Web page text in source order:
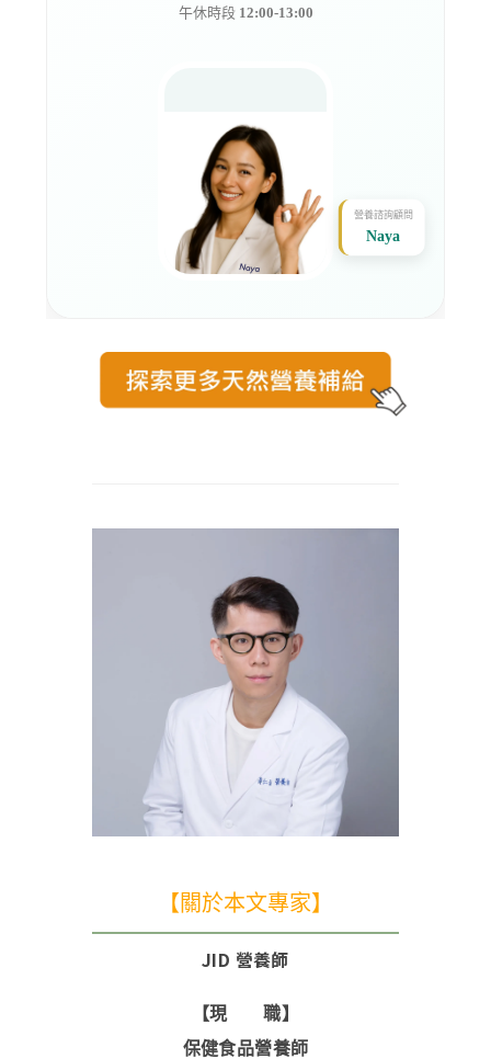
午休時段 12:00-13:00
營養諮詢顧問
Naya
【關於本文專家】
JID 營養師
【現 職】
保健食品營養師